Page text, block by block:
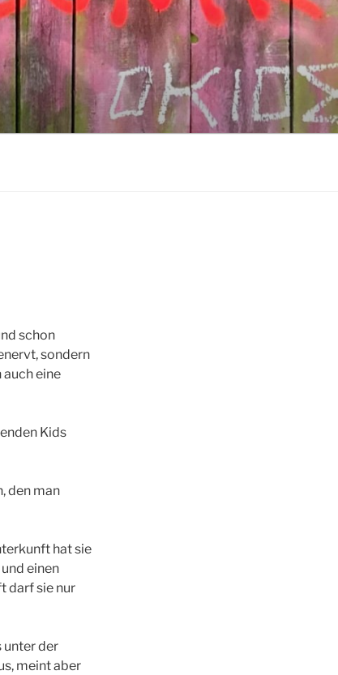
schon
sondern
eine
Kids
den man
hat sie
einen
darf sie nur
unter der
meint aber